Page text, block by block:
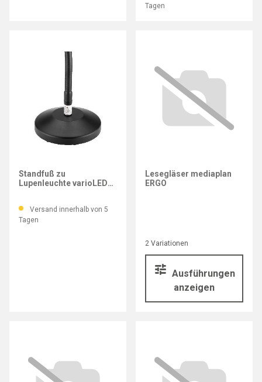
Tagen
Standfuß zu
Lupenleuchte varioLED
Versand innerhalb von 5
Tagen
2 Variationen
Ausführungen
anzeigen
Lesegläser mediaplan
ERGO